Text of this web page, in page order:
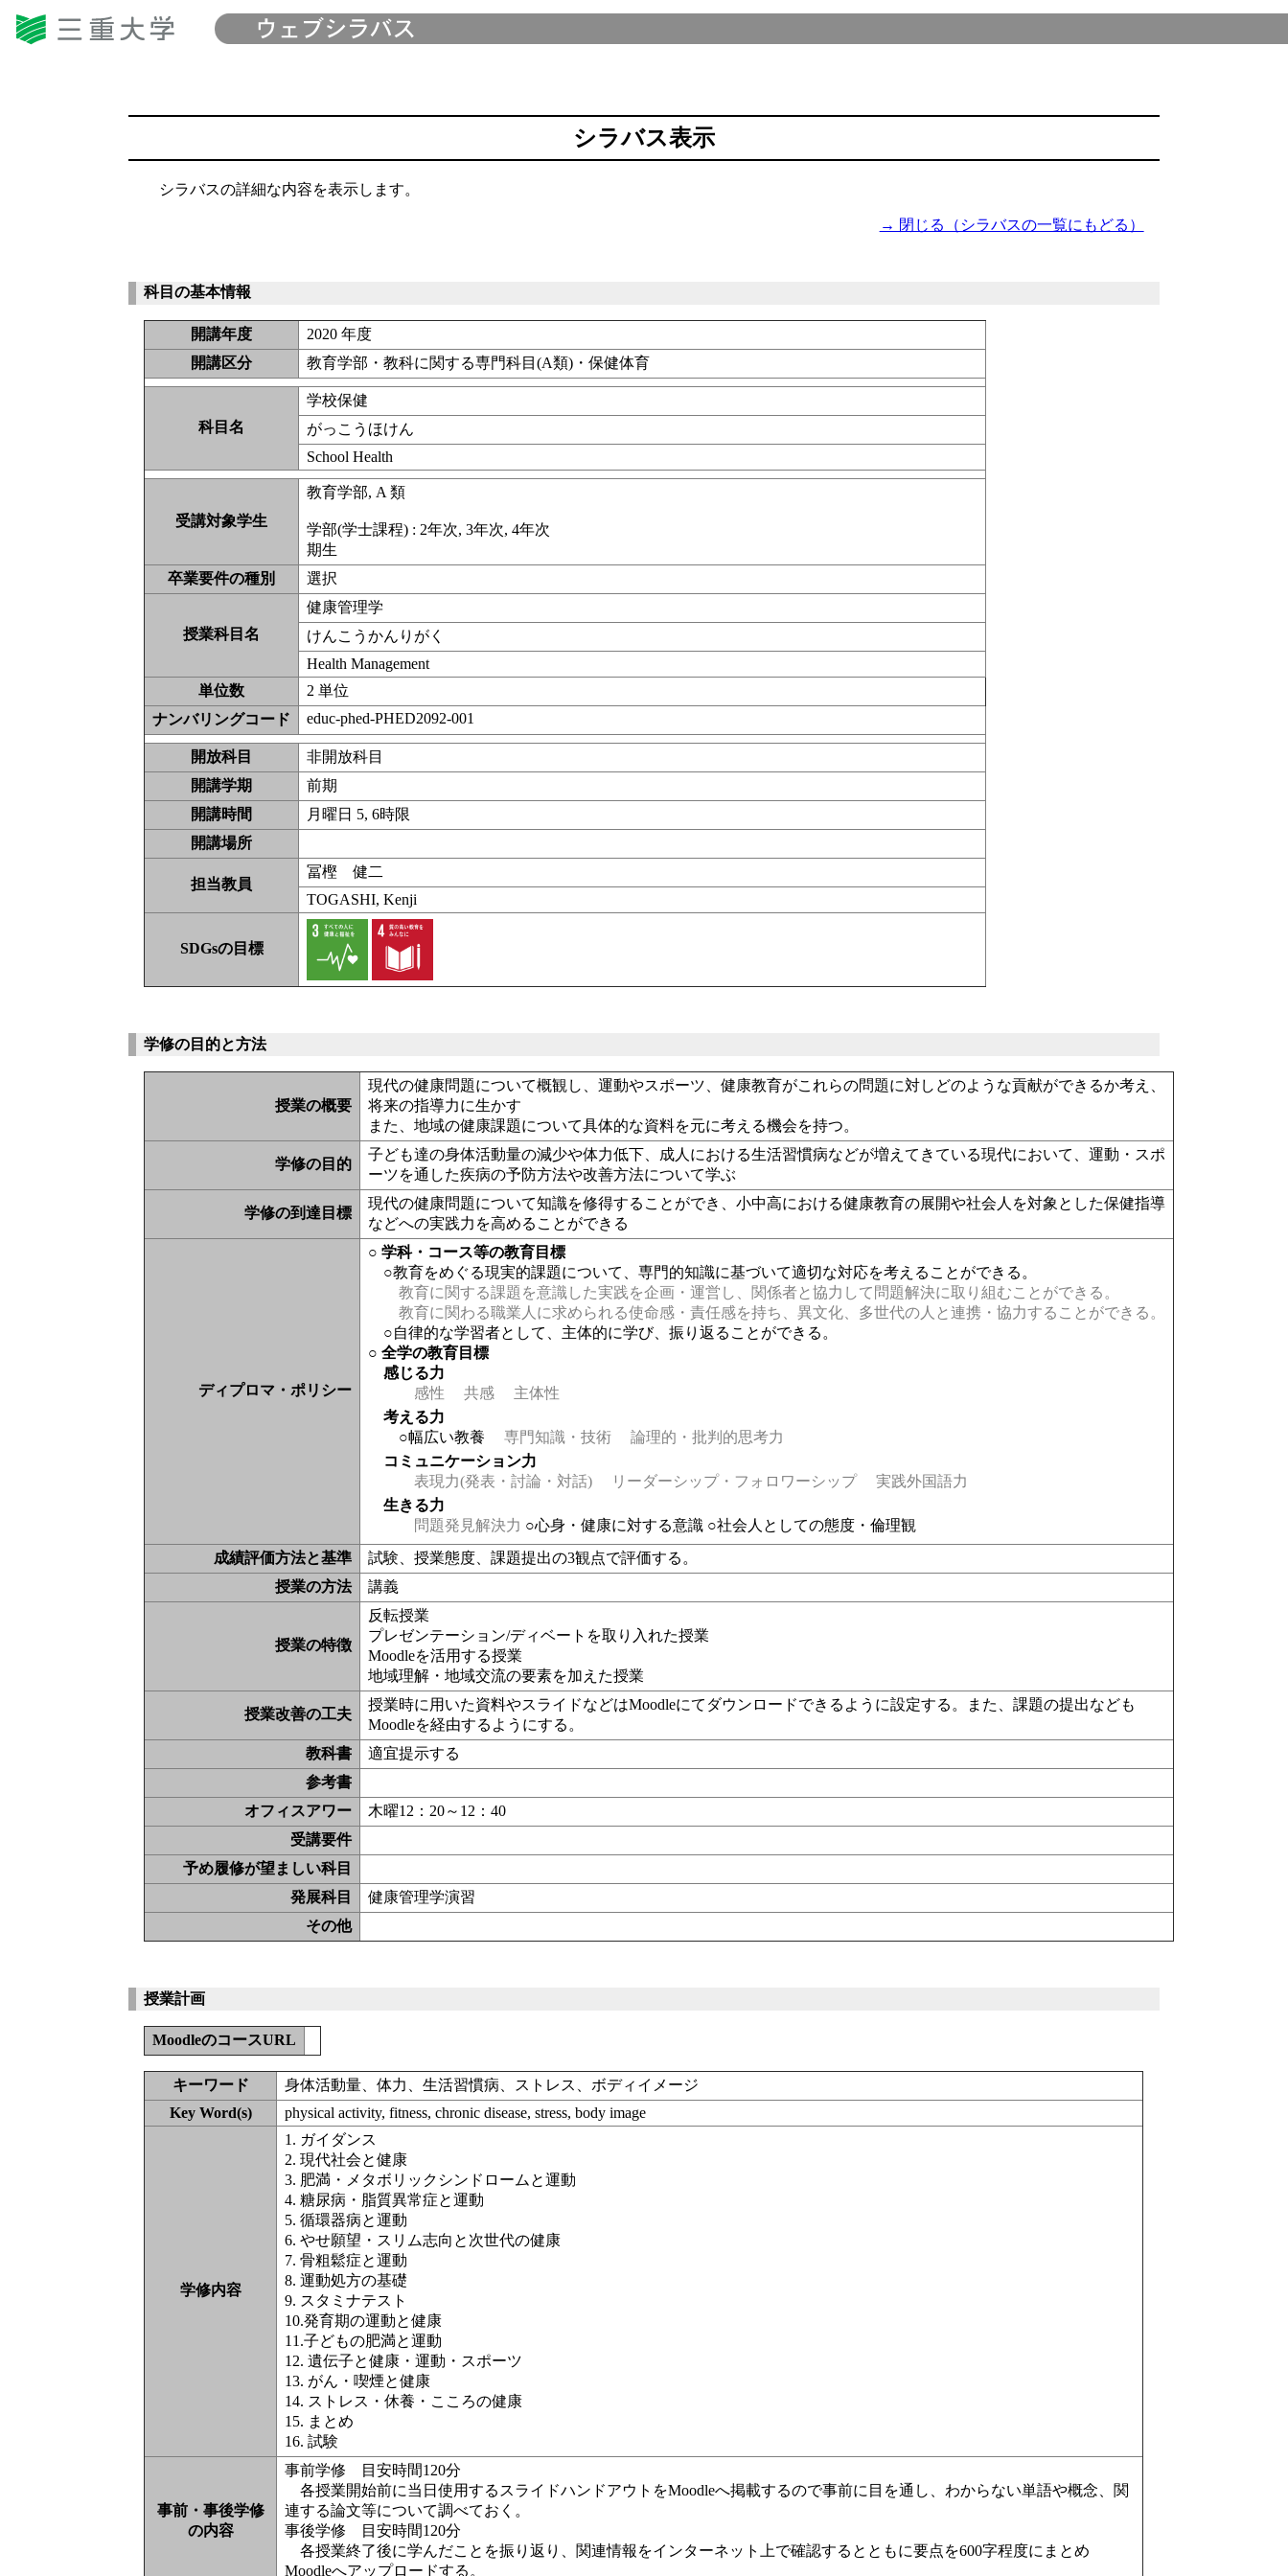
シラバス表示
シラバスの詳細な内容を表示します。
→ 閉じる（シラバスの一覧にもどる）
科目の基本情報
開講年度
2020 年度
開講区分
教育学部・教科に関する専門科目(A類)・保健体育
科目名
学校保健
がっこうほけん
School Health
受講対象学生
教育学部, A 類
学部(学士課程) : 2年次, 3年次, 4年次
期生
卒業要件の種別
選択
授業科目名
健康管理学
けんこうかんりがく
Health Management
単位数
2 単位
ナンバリングコード
educ-phed-PHED2092-001
開放科目
非開放科目
開講学期
前期
開講時間
月曜日 5, 6時限
開講場所
担当教員
冨樫 健二
TOGASHI, Kenji
SDGsの目標
学修の目的と方法
授業の概要
現代の健康問題について概観し、運動やスポーツ、健康教育がこれらの問題に対しどのような貢献ができるか考え、
将来の指導力に生かす
また、地域の健康課題について具体的な資料を元に考える機会を持つ。
学修の目的
子ども達の身体活動量の減少や体力低下、成人における生活習慣病などが増えてきている現代において、運動・スポ
ーツを通した疾病の予防方法や改善方法について学ぶ
学修の到達目標
現代の健康問題について知識を修得することができ、小中高における健康教育の展開や社会人を対象とした保健指導
などへの実践力を高めることができる
ディプロマ・ポリシー
○ 学科・コース等の教育目標
○教育をめぐる現実的課題について、専門的知識に基づいて適切な対応を考えることができる。
教育に関する課題を意識した実践を企画・運営し、関係者と協力して問題解決に取り組むことができる。
教育に関わる職業人に求められる使命感・責任感を持ち、異文化、多世代の人と連携・協力することができる。
○自律的な学習者として、主体的に学び、振り返ることができる。
○ 全学の教育目標
感じる力
感性
共感
主体性
考える力
○幅広い教養
専門知識・技術
論理的・批判的思考力
コミュニケーション力
表現力(発表・討論・対話)
リーダーシップ・フォロワーシップ
実践外国語力
生きる力
問題発見解決力 ○心身・健康に対する意識 ○社会人としての態度・倫理観
成績評価方法と基準
試験、授業態度、課題提出の3観点で評価する。
授業の方法
講義
授業の特徴
反転授業
プレゼンテーション/ディベートを取り入れた授業
Moodleを活用する授業
地域理解・地域交流の要素を加えた授業
授業改善の工夫
授業時に用いた資料やスライドなどはMoodleにてダウンロードできるように設定する。また、課題の提出なども
Moodleを経由するようにする。
教科書
適宜提示する
参考書
オフィスアワー
木曜12：20～12：40
受講要件
予め履修が望ましい科目
発展科目
健康管理学演習
その他
授業計画
MoodleのコースURL
キーワード
身体活動量、体力、生活習慣病、ストレス、ボディイメージ
Key Word(s)
physical activity, fitness, chronic disease, stress, body image
学修内容
1. ガイダンス
2. 現代社会と健康
3. 肥満・メタボリックシンドロームと運動
4. 糖尿病・脂質異常症と運動
5. 循環器病と運動
6. やせ願望・スリム志向と次世代の健康
7. 骨粗鬆症と運動
8. 運動処方の基礎
9. スタミナテスト
10.発育期の運動と健康
11.子どもの肥満と運動
12. 遺伝子と健康・運動・スポーツ
13. がん・喫煙と健康
14. ストレス・休養・こころの健康
15. まとめ
16. 試験
事前・事後学修
の内容
事前学修 目安時間120分
各授業開始前に当日使用するスライドハンドアウトをMoodleへ掲載するので事前に目を通し、わからない単語や概念、関
連する論文等について調べておく。
事後学修 目安時間120分
各授業終了後に学んだことを振り返り、関連情報をインターネット上で確認するとともに要点を600字程度にまとめ
Moodleへアップロードする。